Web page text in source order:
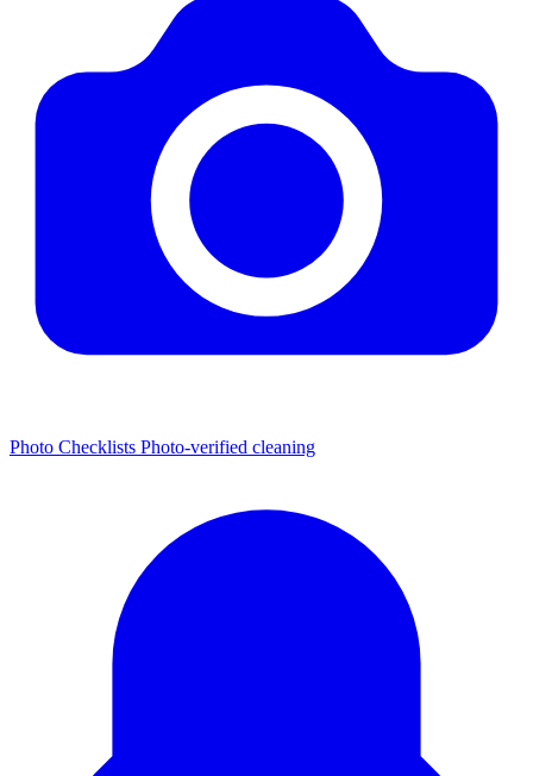
Photo Checklists Photo-verified cleaning